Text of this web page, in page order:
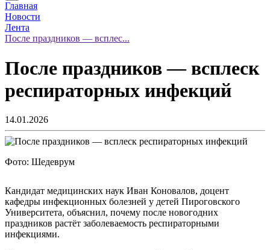
Главная
Новости
Лента
После праздников — всплес...
После праздников — всплеск
респираторных инфекций
14.01.2026
Фото: Шедеврум
Кандидат медицинских наук Иван Коновалов, доцент
кафедры инфекционных болезней у детей Пироговского
Университета, объяснил, почему после новогодних
праздников растёт заболеваемость респираторными
инфекциями.